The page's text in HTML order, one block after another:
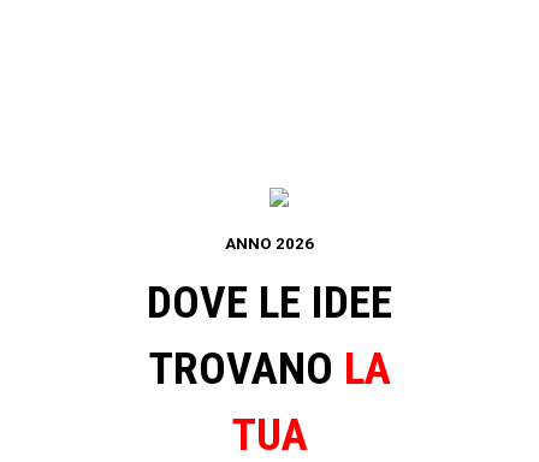
ANNO 2026
DOVE LE IDEE
TROVANO LA
TUA